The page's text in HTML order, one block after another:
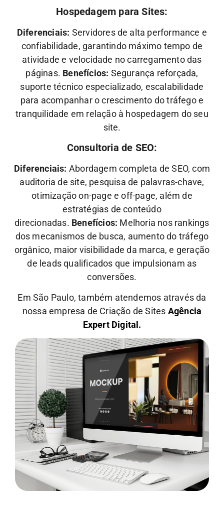
Hospedagem para Sites:
Diferenciais: Servidores de alta performance e
confiabilidade, garantindo máximo tempo de
atividade e velocidade no carregamento das
páginas. Benefícios: Segurança reforçada,
suporte técnico especializado, escalabilidade
para acompanhar o crescimento do tráfego e
tranquilidade em relação à hospedagem do seu
site.
Consultoria de SEO:
Diferenciais: Abordagem completa de SEO, com
auditoria de site, pesquisa de palavras-chave,
otimização on-page e off-page, além de
estratégias de conteúdo
direcionadas. Benefícios: Melhoria nos rankings
dos mecanismos de busca, aumento do tráfego
orgânico, maior visibilidade da marca, e geração
de leads qualificados que impulsionam as
conversões.
Em São Paulo, também atendemos através da
nossa empresa de Criação de Sites Agência
Expert Digital.